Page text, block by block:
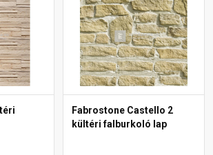
Fabrostone Castello 2
kültéri falburkoló lap